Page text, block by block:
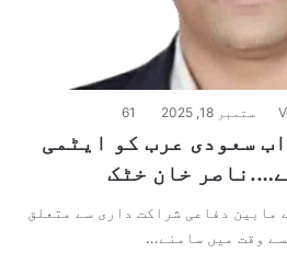
ستمبر 18, 2025 61
سعودی عرب کو ایٹمی
خان خٹک
مابین دفاعی شراکت داری سے متعلق
وقت میں سامنے…